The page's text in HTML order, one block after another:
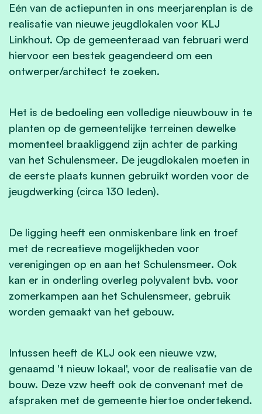
Eén van de actiepunten in ons meerjarenplan is de
realisatie van nieuwe jeugdlokalen voor KLJ
Linkhout. Op de gemeenteraad van februari werd
hiervoor een bestek geagendeerd om een
ontwerper/architect te zoeken.
Het is de bedoeling een volledige nieuwbouw in te
planten op de gemeentelijke terreinen dewelke
momenteel braakliggend zijn achter de parking
van het Schulensmeer.​ De jeugdlokalen moeten in
de eerste plaats kunnen gebruikt worden voor de
jeugdwerking (circa 130 leden).
De ligging heeft een onmiskenbare link en troef
met de recreatieve mogelijkheden voor
verenigingen op en aan het Schulensmeer. Ook
kan er in onderling overleg polyvalent bvb. voor
zomerkampen aan het Schulensmeer, gebruik
worden gemaakt van het gebouw.
Intussen heeft de KLJ ook een nieuwe vzw,
genaamd 't nieuw lokaal', voor de realisatie van de
bouw. Deze vzw heeft ook de convenant met de
afspraken met de gemeente hiertoe ondertekend.